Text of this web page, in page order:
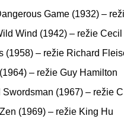
Game (1932) –
Wind (1942) – režie
(1958) – režie Richard
– režie Guy Hamilton
Swordsman (1967) – režie
(1969) – režie King Hu